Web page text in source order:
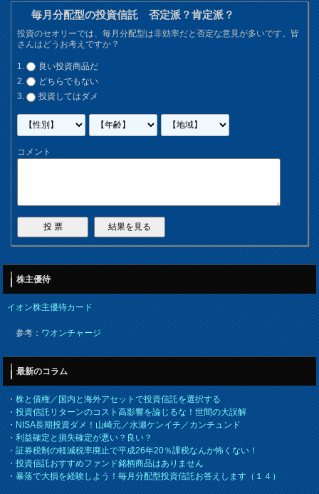
毎月分配型の投資信託 否定派？肯定派？
投資のセオリーでは、毎月分配型は非効率だと否定な意見が多いです。皆
さんはどうお考えですか？
良い投資商品だ
どちらでもない
投資してはダメ
コメント
株主優待
イオン株主優待カード
参考：ワオンチャージ
最新のコラム
・株と債権／国内と海外アセットで投資信託を選択する
・投資信託リターンのコスト高影響を論じるな！世間の大誤解
・NISA長期投資ダメ！山崎元／水瀬ケンイチ／カンチュンド
・利益確定と損失確定が悪い？良い？
・証券税制の軽減税率廃止で平成26年20％課税なんか怖くない！
・投資信託おすすめファンド銘柄商品はありません
・暴落で大損を経験しよう！毎月分配型投資信託お答えします（１４）